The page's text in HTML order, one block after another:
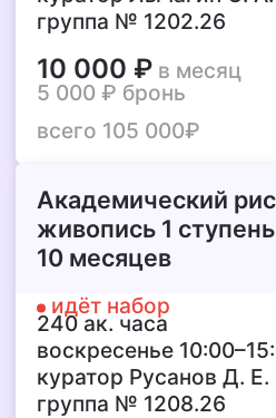
группа № 1202.26
10 000 ₽ в месяц
5 000 ₽ бронь
всего 105 000₽
Академический
живопись 1
10 месяцев
идёт набор
240 ак. часа
воскресенье
куратор Русанов Д. Е.
группа № 1208.26